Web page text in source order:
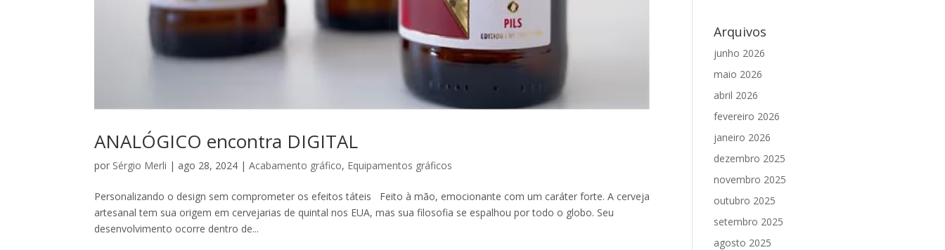
ANALÓGICO encontra DIGITAL
por Sérgio Merli | ago 28, 2024 |Acabamento gráfico, Equipamentos gráficos
Personalizando o design sem comprometer os efeitos táteis Feito à mão, emocionante com um caráter forte. A cerveja
artesanal tem sua origem em cervejarias de quintal nos EUA, mas sua filosofia se espalhou por todo o globo. Seu
desenvolvimento ocorre dentro de...
Arquivos
junho 2026
maio 2026
abril 2026
fevereiro 2026
janeiro 2026
dezembro 2025
novembro 2025
outubro 2025
setembro 2025
agosto 2025